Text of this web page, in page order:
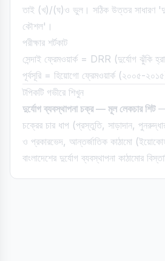
তাই (খ)/(ঘ)ও ভুল। সঠিক উত্তর সাধারণ
কৌশল'।
পরীক্ষার শর্টকাট
সেন্দাই ফ্রেমওয়ার্ক = DRR (দুর্যোগ ঝুঁকি
পূর্বসূরি = হিয়োগো ফ্রেমওয়ার্ক (২০০৫-
টপিকটি গভীরে শিখুন
দুর্যোগ ব্যবস্থাপনা চক্র — মূল লেকচার শিট—
চক্রের চার ধাপ (প্রস্তুতি, সাড়াদান,
ও প্রকারভেদ, আন্তর্জাতিক কাঠামো
বাংলাদেশের দুর্যোগ ব্যবস্থাপনা কাঠামোর